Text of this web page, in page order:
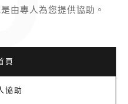
由專人為您提供協助。
頁
協助